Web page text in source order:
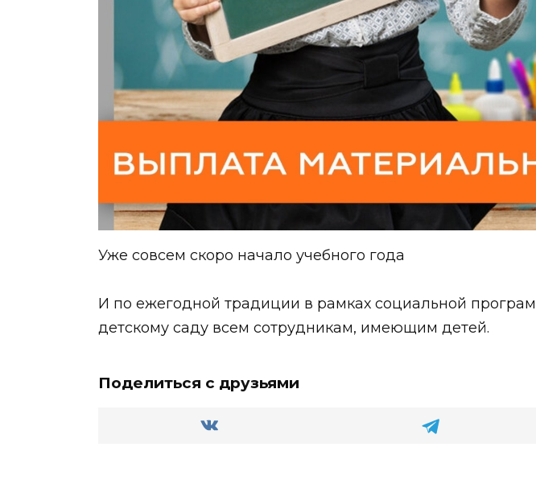
Уже совсем скоро начало учебного года
И по ежегодной традиции в рамках социальной
детскому саду всем сотрудникам, имеющим детей.
Поделиться с друзьями